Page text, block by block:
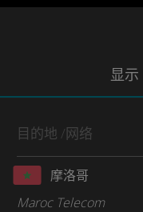
显示
目的地 /网络
摩洛哥
Maroc Telecom